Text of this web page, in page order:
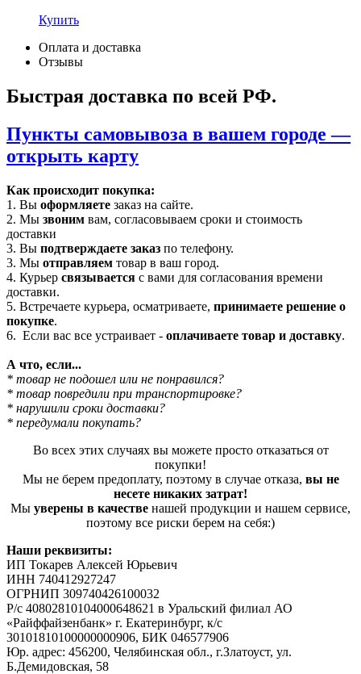
Купить
Оплата и доставка
Отзывы
Быстрая доставка по всей РФ.
Пункты самовывоза в вашем городе —
открыть карту
Как происходит покупка:
1. Вы оформляете заказ на сайте.
2. Мы звоним вам, согласовываем сроки и стоимость
доставки
3. Вы подтверждаете заказ по телефону.
3. Мы отправляем товар в ваш город.
4. Курьер связывается с вами для согласования времени
доставки.
5. Встречаете курьера, осматриваете, принимаете решение о
покупке.
6. Если вас все устраивает - оплачиваете товар и доставку.
А что, если...
* товар не подошел или не понравился?
* товар повредили при транспортировке?
* нарушили сроки доставки?
* передумали покупать?
Во всех этих случаях вы можете просто отказаться от
покупки!
Мы не берем предоплату, поэтому в случае отказа, вы не
несете никаких затрат!
Мы уверены в качестве нашей продукции и нашем сервисе,
поэтому все риски берем на себя:)
Наши реквизиты:
ИП Токарев Алексей Юрьевич
ИНН 740412927247
ОГРНИП 309740426100032
Р/с 40802810104000648621 в Уральский филиал АО
«Райффайзенбанк» г. Екатеринбург, к/с
30101810100000000906, БИК 046577906
Юр. адрес: 456200, Челябинская обл., г.Златоуст, ул.
Б.Демидовская, 58